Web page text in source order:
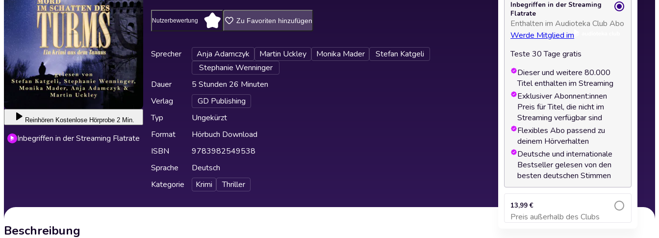
Reinhören Kostenlose Hörprobe 2 Min.
Inbegriffen in der Streaming Flatrate
Nutzerbewertung Zu Favoriten hinzufügen
Sprecher Anja Adamczyk Martin Uckley Monika Mader
Stefan Katgeli
Stephanie Wenninger
Dauer
5 Stunden 26 Minuten
Verlag
GD Publishing
Typ
Ungekürzt
Format
Hörbuch Download
ISBN
9783982549538
Sprache
Deutsch
Kategorie
Krimi Thriller
Beschreibung
Inbegriffen in der Streaming
Flatrate
Enthalten im Audioteka Club Abo
Werde Mitglied im
Teste 30 Tage gratis
Dieser und weitere 80.000
Titel enthalten im Streaming
Exklusiver Abonnent:innen
Preis für Titel, die nicht im
Streaming verfügbar sind
Flexibles Abo passend zu
deinem Hörverhalten
Deutsche und internationale
Bestseller gelesen von den
besten deutschen Stimmen
13,99 €
Preis außerhalb des Clubs
Zum Warenkorb hinzufügen